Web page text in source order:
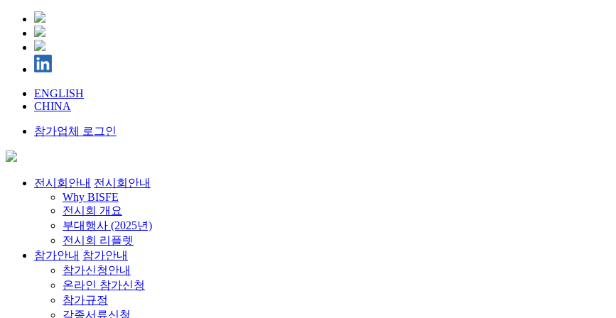
ENGLISH
CHINA
참가업체 로그인
전시회안내 전시회안내
Why BISFE
전시회 개요
부대행사 (2025년)
전시회 리플렛
참가안내 참가안내
참가신청안내
온라인 참가신청
참가규정
각종서류신청